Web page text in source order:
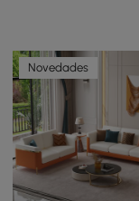
Novedades